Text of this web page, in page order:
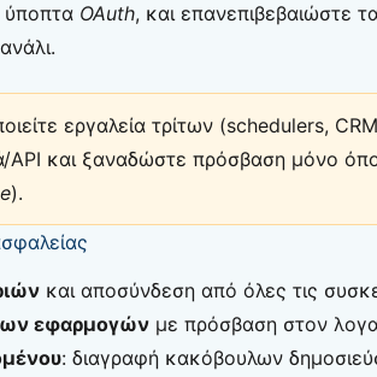
ύποπτα OAuth, και επανεπιβεβαιώστε
εργαλεία τρίτων (schedulers,
API και ξαναδώστε πρόσβαση μόνο
).
και αποσύνδεση από όλες τις
εφαρμογώνμε πρόσβαση στον
: διαγραφή κακόβουλων